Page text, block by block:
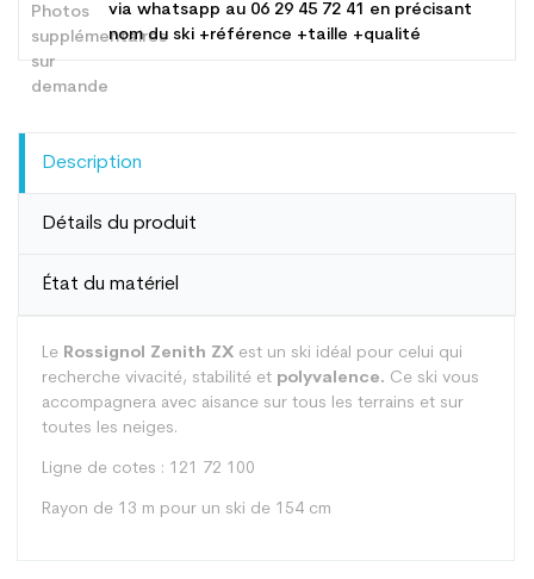
via whatsapp au 06 29 45 72 41 en précisant
nom du ski +référence +taille +qualité
Description
Détails du produit
État du matériel
Le Rossignol Zenith ZX est un ski idéal pour celui qui
recherche vivacité, stabilité et polyvalence. Ce ski vous
accompagnera avec aisance sur tous les terrains et sur
toutes les neiges.
Ligne de cotes : 121 72 100
Rayon de 13 m pour un ski de 154 cm